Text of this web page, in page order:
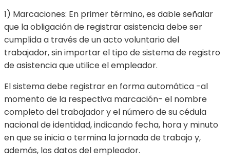
1) Marcaciones: En primer término, es dable señalar
que la obligación de registrar asistencia debe ser
cumplida a través de un acto voluntario del
trabajador, sin importar el tipo de sistema de registro
de asistencia que utilice el empleador.
El sistema debe registrar en forma automática -al
momento de la respectiva marcación- el nombre
completo del trabajador y el número de su cédula
nacional de identidad, indicando fecha, hora y minuto
en que se inicia o termina la jornada de trabajo y,
además, los datos del empleador.